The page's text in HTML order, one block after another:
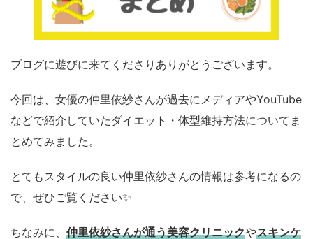
ブログに遊びに来てくださりありがとうございます。
今回は、女優の仲里依紗さんが過去にメディアやYouTube
などで紹介していたダイエット・体型維持方法についてま
とめてみました。
とてもスタイルの良い仲里依紗さんの情報は参考になるの
で、ぜひご覧ください✨
ちなみに、 仲里依紗さんが通う美容クリニックやスキンケ